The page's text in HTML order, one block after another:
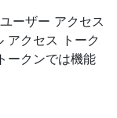
ーザー アクセス
アクセス トーク
ークンでは機能